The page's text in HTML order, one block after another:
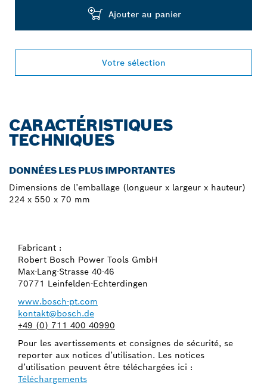
Ajouter au panier
Votre sélection
CARACTÉRISTIQUES
TECHNIQUES
DONNÉES LES PLUS IMPORTANTES
Dimensions de l’emballage (longueur x largeur x hauteur)
224 x 550 x 70 mm
Fabricant :
Robert Bosch Power Tools GmbH
Max-Lang-Strasse 40-46
70771 Leinfelden-Echterdingen
www.bosch-pt.com
kontakt@bosch.de
+49 (0) 711 400 40990
Pour les avertissements et consignes de sécurité, se
reporter aux notices d’utilisation. Les notices
d’utilisation peuvent être téléchargées ici :
Téléchargements